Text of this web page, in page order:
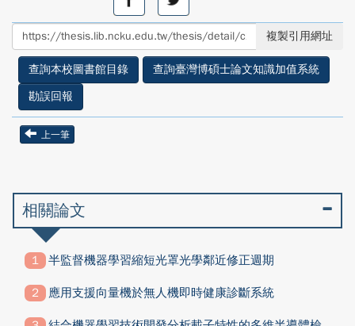
至
facebook
享
至
twitter
複製引用網址
查詢本校圖書館目錄
查詢臺灣博碩士論文知識加值系統
勘誤回報
上一筆
相關論文
半監督機器學習縮短光罩光學鄰近修正週期
應用支援向量機於無人機即時健康診斷系統